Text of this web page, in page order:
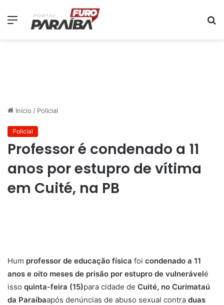
Menu
Início / Policial
Policial
Professor é condenado a 11
anos por estupro de vítima
em Cuité, na PB
Hum professor de educação física foi condenado a 11
anos e oito meses de prisão por estupro de vulnerávelé
isso quinta-feira (15)para cidade de Cuité, no Curimataú
da Paraíbaapós denúncias de abuso sexual contra duas